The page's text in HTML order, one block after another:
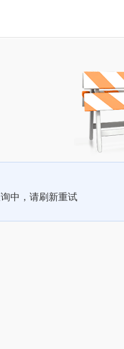
中，请刷新重试